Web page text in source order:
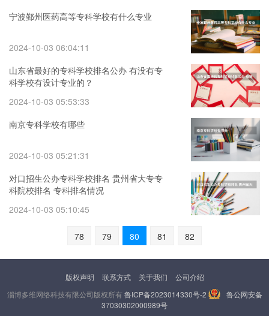
宁波鄞州医药高等专科学校有什么专业
2024-10-03 06:04:11
山东省最好的专科学校排名公办 有没有专
科学校有设计专业的？
2024-10-03 05:53:33
南京专科学校有哪些
2024-10-03 05:21:31
对口招生公办专科学校排名 贵州省大专专
科院校排名 专科排名情况
2024-10-03 05:10:45
78 79 80 81 82
版权声明 联系方式 关于我们
公司介绍
淄博多维网络科技有限公司版权所有鲁ICP备2023014330号-2
鲁公网安备
37030302000989号